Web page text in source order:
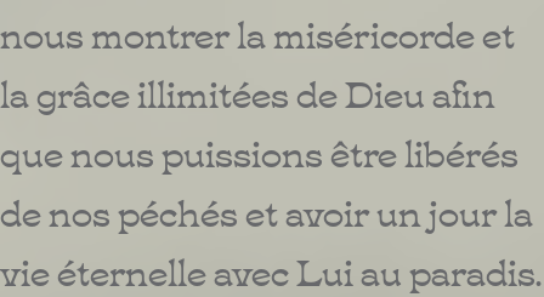
nous montrer la miséricorde et
la grâce illimitées de Dieu afin
que nous puissions être libérés
de nos péchés et avoir un jour la
vie éternelle avec Lui au paradis.